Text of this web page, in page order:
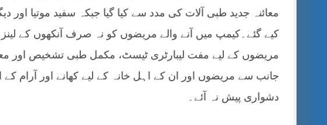
معائنہ جدید طبی آلات کی مدد سے کیا گیا جبکہ سفید موتیا
کیے گئے۔کیمپ میں آنے والے مریضوں کو نہ صرف آنکھوں کے
مریضوں کے لیے مفت لیبارٹری ٹیسٹ، مکمل طبی تشخیص اور
جانب سے مریضوں اور ان کے اہل خانہ کے لیے کھانے اور آرام
دشواری پیش نہ آئے۔